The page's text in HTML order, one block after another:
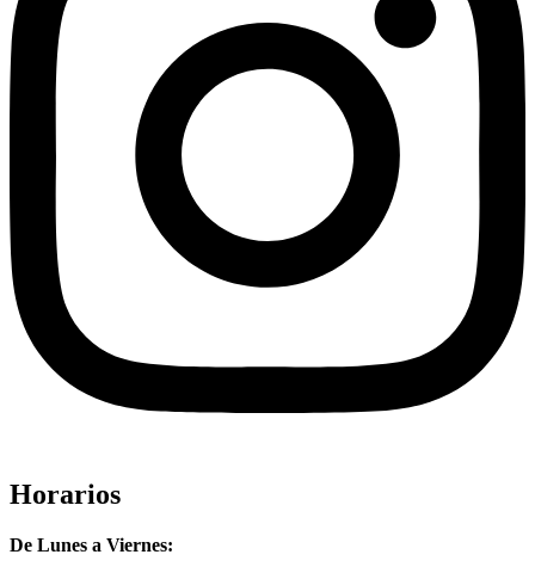
Horarios
De Lunes a Viernes: